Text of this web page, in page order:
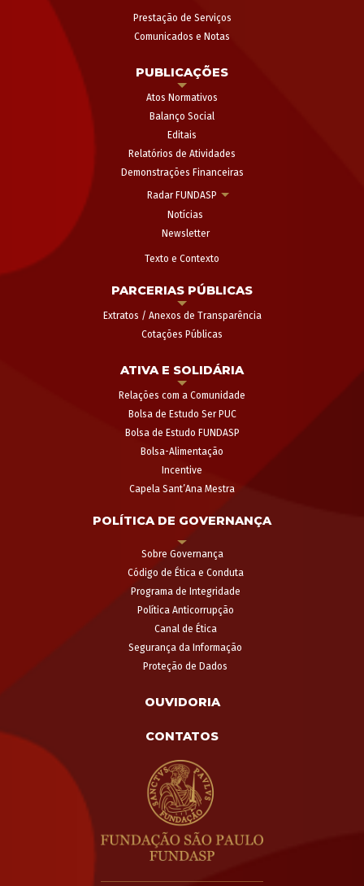
Prestação de Serviços
Comunicados e Notas
PUBLICAÇÕES
Atos Normativos
Balanço Social
Editais
Relatórios de Atividades
Demonstrações Financeiras
Radar FUNDASP
Notícias
Newsletter
Texto e Contexto
PARCERIAS PÚBLICAS
Extratos / Anexos de Transparência
Cotações Públicas
ATIVA E SOLIDÁRIA
Relações com a Comunidade
Bolsa de Estudo Ser PUC
Bolsa de Estudo FUNDASP
Bolsa-Alimentação
Incentive
Capela Sant’Ana Mestra
POLÍTICA DE GOVERNANÇA
Sobre Governança
Código de Ética e Conduta
Programa de Integridade
Política Anticorrupção
Canal de Ética
Segurança da Informação
Proteção de Dados
OUVIDORIA
CONTATOS